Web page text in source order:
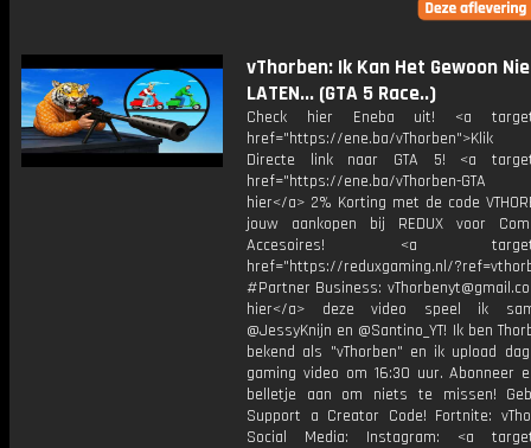
vThorben: Ik Kan Het Gewoon
LATEN... (GTA 5 Race..)
Check hier Eneba uit! <a
href="https://ene.ba/
Directe link naar GTA 5! <a
href="https://ene.ba/vThorben-GTA
hier</a> 2% Korting met de code
jouw aankopen bij REDUX voor
Accesoires! <a
href="https://reduxgaming.nl/
#Partner Business:
hier</a> deze video speel ik
@JessyKnijn en @Santino_YT! Ik ben
bekend als "vThorben" en ik upload
gaming video om 16:30 uur. Abonneer
belletje aan om niets te missen!
Support a Creator Code! Fortnite:
Social Media: Instagram: <a